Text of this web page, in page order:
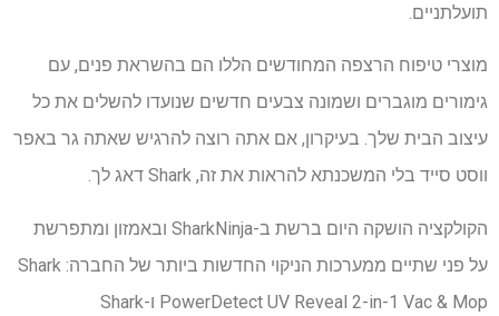
תועלתניים.
מוצרי טיפוח הרצפה המחודשים הללו הם בהשראת פנים, עם
גימורים מוגברים ושמונה צבעים חדשים שנועדו להשלים את כל
עיצוב הבית שלך. בעיקרון, אם אתה רוצה להרגיש שאתה גר באפר
ווסט סייד בלי המשכנתא להראות את זה, Shark דאג לך.
הקולקציה הושקה היום ברשת ב-SharkNinja ובאמזון ומתפרשת
על פני שתיים ממערכות הניקוי החדשות ביותר של החברה: Shark
PowerDetect UV Reveal 2-in-1 Vac & Mop ו-Shark